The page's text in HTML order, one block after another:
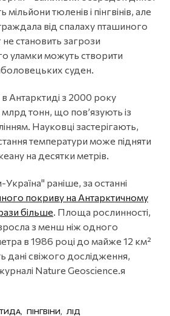
тюленів і пінгвінів, але
від спалаху пташиного
становить загрози
уламки можуть створити
суден.
Антарктиді з 2000 року
тонн, що пов’язують із
Науковці застерігають,
температури може підняти
на десятки метрів.
раніше, за останні
покриву на Антарктичному
більше . Площа рослинності,
з менш ніж одного
в 1986 році до майже 12 км²
дані свіжого дослідження,
Nature Geoscience.я
ПІНГВІНИ ЛІД